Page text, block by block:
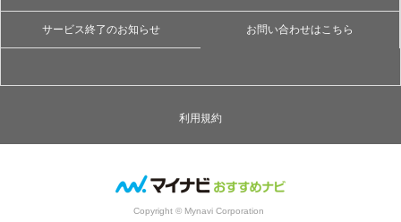
サービス終了のお知らせ お問い合わせはこちら
利用規約
Copyright © Mynavi Corporation